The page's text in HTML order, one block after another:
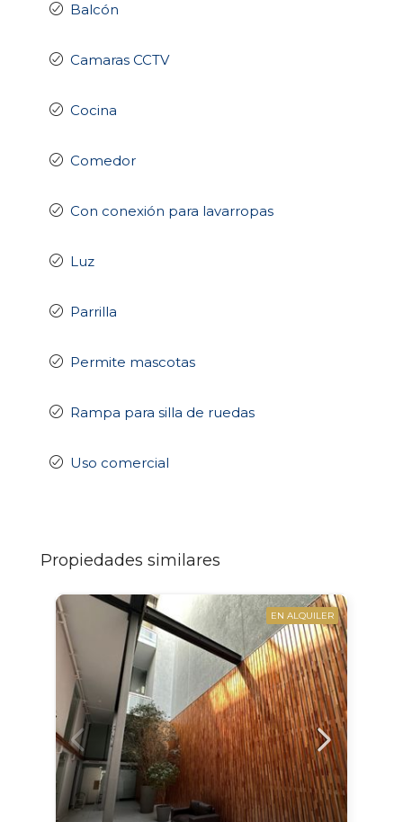
Balcón
Camaras CCTV
Cocina
Comedor
Con conexión para lavarropas
Luz
Parrilla
Permite mascotas
Rampa para silla de ruedas
Uso comercial
Propiedades similares
EN ALQUILER